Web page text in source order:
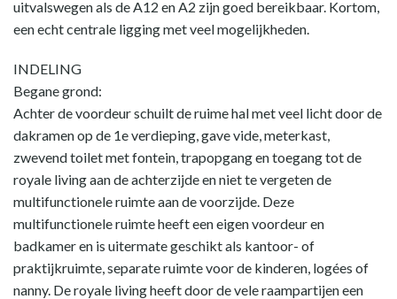
uitvalswegen als de A12 en A2 zijn goed bereikbaar. Kortom,
een echt centrale ligging met veel mogelijkheden.
INDELING
Begane grond:
Achter de voordeur schuilt de ruime hal met veel licht door de
dakramen op de 1e verdieping, gave vide, meterkast,
zwevend toilet met fontein, trapopgang en toegang tot de
royale living aan de achterzijde en niet te vergeten de
multifunctionele ruimte aan de voorzijde. Deze
multifunctionele ruimte heeft een eigen voordeur en
badkamer en is uitermate geschikt als kantoor- of
praktijkruimte, separate ruimte voor de kinderen, logées of
nanny. De royale living heeft door de vele raampartijen een